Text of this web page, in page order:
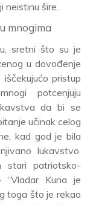
neistinu šire.
mnogima
sretni što su je
u dovođenje
pristup
potcenjuju
da bi se
učinak celog
kad god je bila
lukavstvo.
stari patriotsko-
Kuna je
toga što je rekao